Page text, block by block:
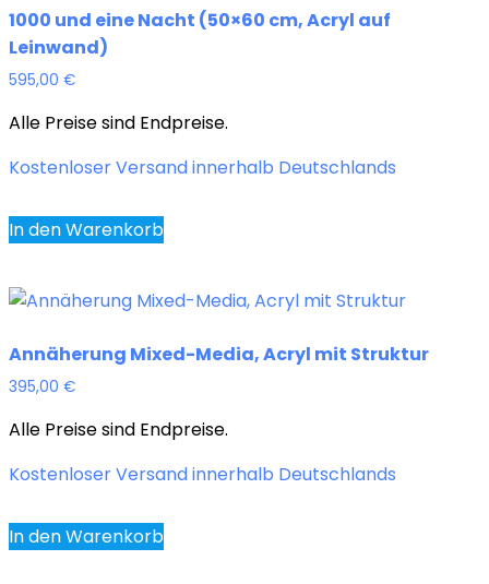
1000 und eine Nacht (50×60 cm, Acryl auf
Leinwand)
595,00 €
Alle Preise sind Endpreise.
Kostenloser Versand innerhalb Deutschlands
In den Warenkorb
Annäherung Mixed-Media, Acryl mit Struktur
395,00 €
Alle Preise sind Endpreise.
Kostenloser Versand innerhalb Deutschlands
In den Warenkorb